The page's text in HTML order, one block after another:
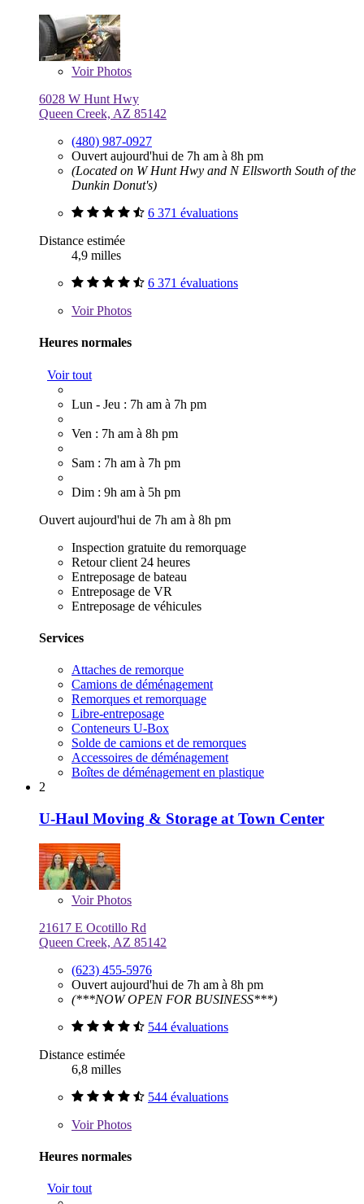
VoirPhotos
6028 W Hunt Hwy
Queen Creek, AZ 85142
(480) 987-0927
Ouvert aujourd'hui de 7h am à 8h pm
(Located on W Hunt Hwy and N Ellsworth South of the
Dunkin Donut's)
6 371 évaluations
Distance estimée
4,9 milles
6 371 évaluations
VoirPhotos
Heures normales
Voir tout
Lun - Jeu : 7h am à 7h pm
Ven : 7h am à 8h pm
Sam : 7h am à 7h pm
Dim : 9h am à 5h pm
Ouvert aujourd'hui de 7h am à 8h pm
Inspection gratuite du remorquage
Retour client 24 heures
Entreposage de bateau
Entreposage de VR
Entreposage de véhicules
Services
Attaches de remorque
Camions de déménagement
Remorques et remorquage
Libre-entreposage
Conteneurs U-Box
Solde de camions et de remorques
Accessoires de déménagement
Boîtes de déménagement en plastique
2
U-Haul Moving & Storage at Town Center
VoirPhotos
21617 E Ocotillo Rd
Queen Creek, AZ 85142
(623) 455-5976
Ouvert aujourd'hui de 7h am à 8h pm
(***NOW OPEN FOR BUSINESS***)
544 évaluations
Distance estimée
6,8 milles
544 évaluations
VoirPhotos
Heures normales
Voir tout